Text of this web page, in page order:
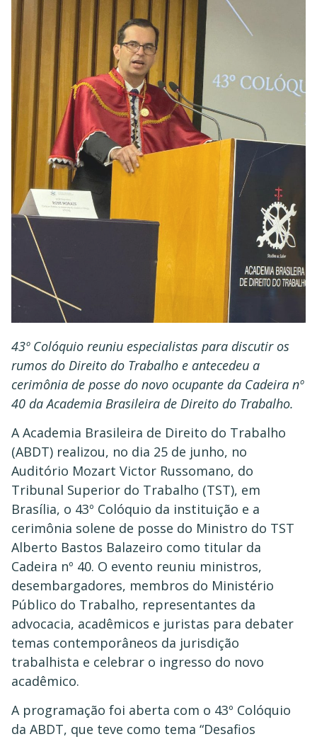
43º Colóquio reuniu especialistas para discutir os
rumos do Direito do Trabalho e antecedeu a
cerimônia de posse do novo ocupante da Cadeira nº
40 da Academia Brasileira de Direito do Trabalho.
A Academia Brasileira de Direito do Trabalho
(ABDT) realizou, no dia 25 de junho, no
Auditório Mozart Victor Russomano, do
Tribunal Superior do Trabalho (TST), em
Brasília, o 43º Colóquio da instituição e a
cerimônia solene de posse do Ministro do TST
Alberto Bastos Balazeiro como titular da
Cadeira nº 40. O evento reuniu ministros,
desembargadores, membros do Ministério
Público do Trabalho, representantes da
advocacia, acadêmicos e juristas para debater
temas contemporâneos da jurisdição
trabalhista e celebrar o ingresso do novo
acadêmico.
A programação foi aberta com o 43º Colóquio
da ABDT, que teve como tema “Desafios